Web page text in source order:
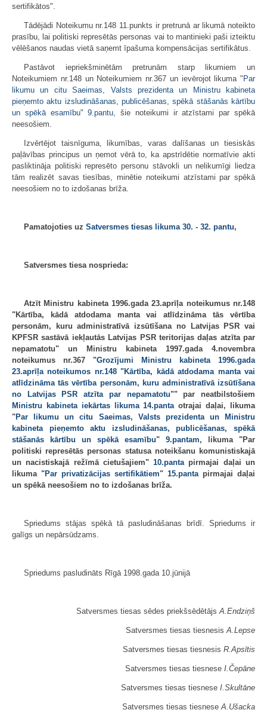
sertifikātos".
Tādējādi Noteikumu nr.148 11.punkts ir pretrunā ar likumā noteikto
prasību, lai politiski represētās personas vai to mantinieki paši izteiktu
vēlēšanos naudas vietā saņemt īpašuma kompensācijas sertifikātus.
Pastāvot iepriekšminētām pretrunām starp likumiem un
Noteikumiem nr.148 un Noteikumiem nr.367 un ievērojot likuma " Par
likumu un citu Saeimas, Valsts prezidenta un Ministru kabineta
pieņemto aktu izsludināšanas, publicēšanas, spēkā stāšanās kārtību
un spēkā esamību"9.pantu, šie noteikumi ir atzīstami par spēkā
neesošiem.
Izvērtējot taisnīguma, likumības, varas dalīšanas un tiesiskās
paļāvības principus un ņemot vērā to, ka apstrīdētie normatīvie akti
pasliktināja politiski represēto personu stāvokli un nelikumīgi liedza
tām realizēt savas tiesības, minētie noteikumi atzīstami par spēkā
neesošiem no to izdošanas brīža.
Pamatojoties uz Satversmes tiesas likuma 30. - 32. pantu,
Satversmes tiesa nosprieda:
Atzīt Ministru kabineta 1996.gada 23.aprīļa noteikumus nr.148
"Kārtība, kādā atdodama manta vai atlīdzināma tās vērtība
personām, kuru administratīvā izsūtīšana no Latvijas PSR vai
KPFSR sastāvā iekļautās Latvijas PSR teritorijas daļas atzīta par
nepamatotu" un Ministru kabineta 1997.gada 4.novembra
noteikumus nr.367 "Grozījumi Ministru kabineta 1996.gada
23.aprīļa noteikumos nr.148 "Kārtība, kādā atdodama manta vai
atlīdzināma tās vērtība personām, kuru administratīvā izsūtīšana
no Latvijas PSR atzīta par nepamatotu"" par neatbilstošiem
Ministru kabineta iekārtas likuma 14.pantaotrajai daļai, likuma
"Par likumu un citu Saeimas, Valsts prezidenta un Ministru
kabineta pieņemto aktu izsludināšanas, publicēšanas, spēkā
stāšanās kārtību un spēkā esamību" 9.pantam, likuma "Par
politiski represētās personas statusa noteikšanu komunistiskajā
un nacistiskajā režīmā cietušajiem"10.pantapirmajai daļai un
likuma "Par privatizācijas sertifikātiem" 15.pantapirmajai daļai
un spēkā neesošiem no to izdošanas brīža.
Spriedums stājas spēkā tā pasludināšanas brīdī. Spriedums ir
galīgs un nepārsūdzams.
Spriedums pasludināts Rīgā 1998.gada 10.jūnijā
Satversmes tiesas sēdes priekšsēdētājsA.Endziņš
Satversmes tiesas tiesnesisA.Lepse
Satversmes tiesas tiesnesis R.Apsītis
Satversmes tiesas tiesnese I.Čepāne
Satversmes tiesas tiesnese I.Skultāne
Satversmes tiesas tiesneseA.Ušacka